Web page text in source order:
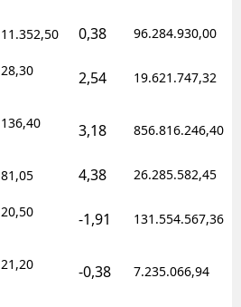
11.352,50 0,38 96.284.930,00
28,30 2,54 19.621.747,32
136,40 3,18 856.816.246,40
81,05 4,38 26.285.582,45
20,50 -1,91 131.554.567,36
21,20 -0,38 7.235.066,94